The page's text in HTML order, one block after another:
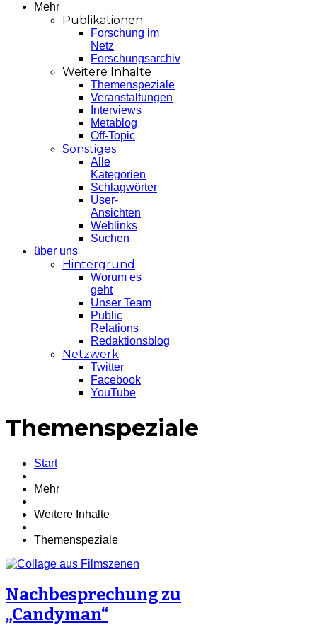
Mehr
Publikationen
Forschung im
Netz
Forschungsarchiv
Weitere Inhalte
Themenspeziale
Veranstaltungen
Interviews
Metablog
Off-Topic
Sonstiges
Alle
Kategorien
Schlagwörter
User-
Ansichten
Weblinks
Suchen
über uns
Hintergrund
Worum es
geht
Unser Team
Public
Relations
Redaktionsblog
Netzwerk
Twitter
Facebook
YouTube
Themenspeziale
Start
Mehr
Weitere Inhalte
Themenspeziale
Nachbesprechung zu
„Candyman“